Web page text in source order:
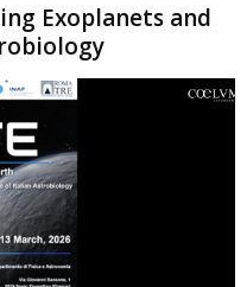
Exoplanets and